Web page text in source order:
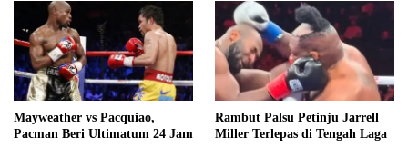
Mayweather vs Pacquiao,
Pacman Beri Ultimatum 24 Jam
Rambut Palsu Petinju Jarrell
Miller Terlepas di Tengah Laga